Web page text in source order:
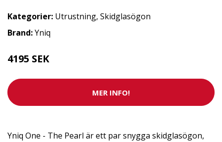
Kategorier: Utrustning, Skidglasögon
Brand:Yniq
4195 SEK
MER INFO!
Yniq One - The Pearl är ett par snygga skidglasögon,